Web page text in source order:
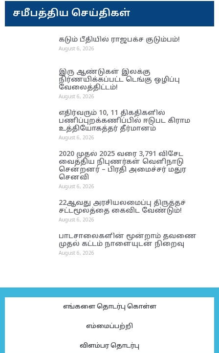
சமீபத்திய செய்திகள்
கடும் பீதியில் ராஜபக்ச குடும்பம்!
August 6, 2026
இரு ஆண்டுகள் இலக்கு
நிர்ணயிக்கப்பட்ட டெங்கு ஒழிப்பு
வேலைத்திட்டம்!
August 6, 2026
எதிர்வரும் 10, 11 திகதிகளில்
பணிப்புறக்கணிப்பில் ஈடுபட கிராம
உத்தியோகத்தர் தீர்மானம்
August 6, 2026
2020 முதல் 2025 வரை 3,791 விசேட
வைத்திய நிபுணர்கள் வெளிநாடு
சென்றனர் – பிரதி அமைச்சர் மதுர
செனவி
August 6, 2026
22ஆவது அரசியலமைப்பு திருத்தச்
சட்டமூலத்தை கைவிட வேண்டும்!
August 6, 2026
பாடசாலைகளின் மூன்றாம் தவணை
முதல் கட்டம் நாளையுடன் நிறைவு
August 6, 2026
எங்களை தொடர்பு கொள்ள
எம்மைப்பற்றி
விளம்பர தொடர்பு